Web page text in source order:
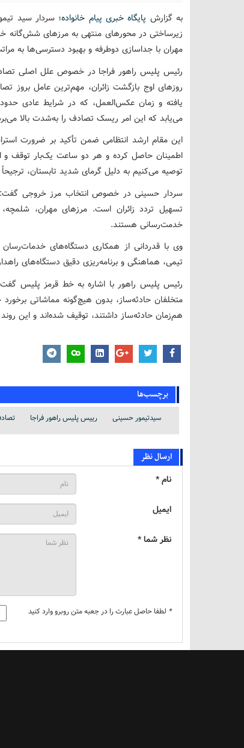
به گزارش پایگاه خبری پیام خانواده؛ سردار سید
زیرساختی در محورهای منتهی به مرزهای شش‌گانه
مهران با جداسازی دوطرفه و بهبود دسترسی‌ها به
رئیس پلیس راهور فراجا در خصوص علل اصلی
می‌یابد که این امر ریسک تصادف را به‌شدت بالا
این مقام ارشد انتظامی ضمن تأکید بر ضرورت
اطمینان حاصل کرده و هر دو ساعت یک‌بار توقف و
توصیه می‌کنیم به دلیل گرمای شدید تابستان،
سردار حسینی در خصوص انتخاب مرز خروجی گفت:
تسهیل تردد زائران است. مرزهای مهران،
خدمت‌رسانی هستند.
وی با قدردانی از همکاری دستگاه‌های خدمات‌رسان
تیمی، هماهنگی و برنامه‌ریزی دقیق دستگاه‌های
رئیس پلیس راهور با اشاره به خط قرمز پلیس
متخلفان حادثه‌ساز، بدون هیچ‌گونه مماشاتی
هم‌زمان حادثه‌ساز داشتند، توقیف شده‌اند و این
برچسب‌ها
سیدتیمور حسینی رییس پلیس راهور فراجا
ارسال نظر
نام *
ایمیل
نظر شما *
* لطفا حاصل عبارت را در جعبه متن روبرو وارد کنید